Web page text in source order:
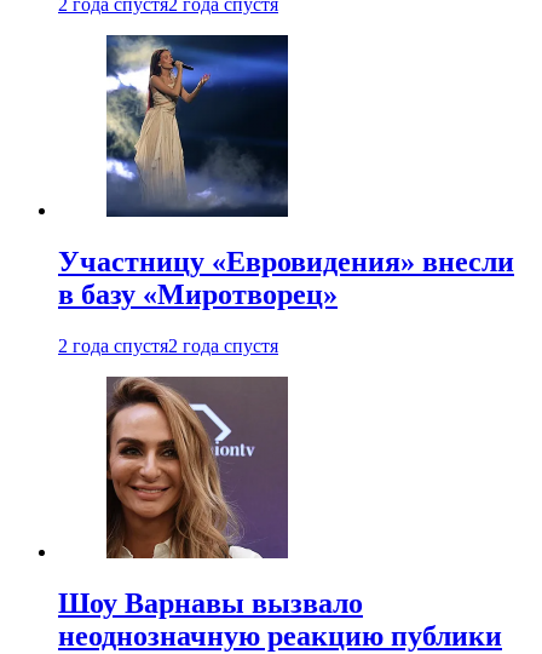
2 года спустя2 года спустя
Участницу «Евровидения» внесли
в базу «Миротворец»
2 года спустя2 года спустя
Шоу Варнавы вызвало
неоднозначную реакцию публики